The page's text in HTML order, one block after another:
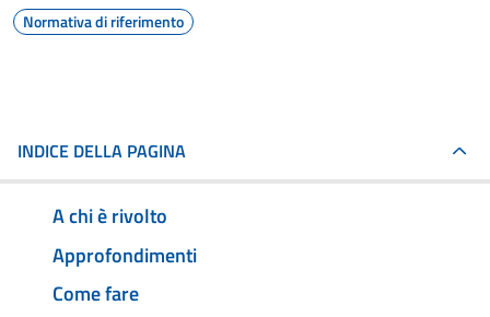
Normativa di riferimento
INDICE DELLA PAGINA
A chi è rivolto
Approfondimenti
Come fare